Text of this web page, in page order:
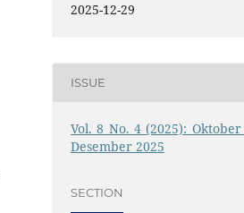
2025-12-29
ISSUE
Vol. 8 No. 4 (2025): Oktober
Desember 2025
SECTION